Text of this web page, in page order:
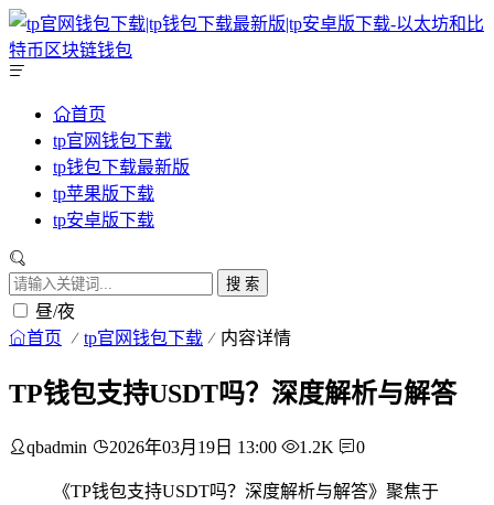
首页
tp官网钱包下载
tp钱包下载最新版
tp苹果版下载
tp安卓版下载
搜 索
昼/夜
首页 tp官网钱包下载 内容详情
TP钱包支持USDT吗？深度解析与解答
qbadmin 2026年03月19日 13:00 1.2K 0
《TP钱包支持USDT吗？深度解析与解答》聚焦于